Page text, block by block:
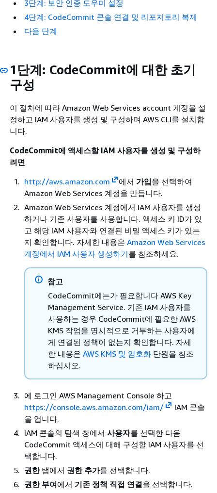
3단계: 보안 인증 도우미 설정
4단계: CodeCommit 콘솔 연결 및 리포지토리 복제
다음 단계
1단계: CodeCommit에 대한 초기
구성
이 절차에 따라 Amazon Web Services account 계정을 설
정하고 IAM 사용자를 생성 및 구성하며 AWS CLI를 설치합
니다.
CodeCommit에 액세스할 IAM 사용자를 생성 및 구성하
려면
http://aws.amazon.com
에서 가입을 선택하여
Amazon Web Services 계정을 만듭니다.
Amazon Web Services 계정에서 IAM 사용자를 생성
하거나 기존 사용자를 사용합니다. 액세스 키 ID가 있
고 해당 IAM 사용자와 연결된 비밀 액세스 키가 있는
지 확인합니다. 자세한 내용은 Amazon Web Services
계정에서 IAM 사용자 생성하기를 참조하세요.
참고
CodeCommit에는가 필요합니다 AWS Key
Management Service. 기존 IAM 사용자를
사용하는 경우 CodeCommit에 필요한 AWS
KMS 작업을 명시적으로 거부하는 사용자에
게 연결된 정책이 없는지 확인합니다. 자세
한 내용은 AWS KMS 및 암호화 단원을 참조
하십시오.
에 로그인 AWS Management Console 하고
https://console.aws.amazon.com/iam/
IAM 콘솔
을 엽니다.
IAM 콘솔의 탐색 창에서 사용자를 선택한 다음
CodeCommit 액세스에 대해 구성할 IAM 사용자를 선
택합니다.
권한탭에서 권한 추가를 선택합니다.
권한 부여에서 기존 정책 직접 연결을 선택합니다.